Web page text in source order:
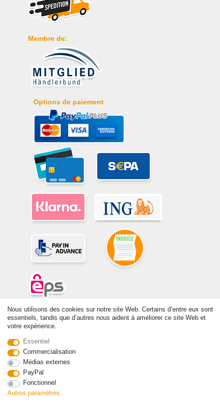
Membre de:
Options de paiement
prix indiqués par le Vendeur au moment de la commande sont libellés
en Euros TTC. Les conditions s’appliquent aux livraisons en France !
Nous utilisons des cookies sur notre site Web. Certains d’entre eux sont
essentiels, tandis que d’autres nous aident à améliorer ce site Web et
votre expérience.
Essentiel
Commercialisation
Médias externes
PayPal
Fonctionnel
Autres paramètres